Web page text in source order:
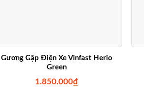
Gương Gập Điện Xe Vinfast Herio
Green
1.850.000₫